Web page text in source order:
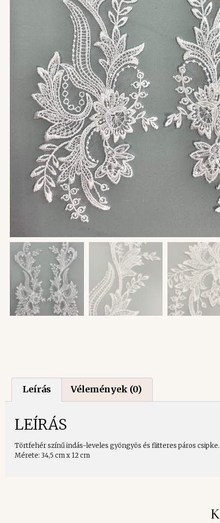
Leírás Vélemények (0)
LEÍRÁS
Törtfehér színű indás-leveles gyöngyös és flitteres páros csipke.
Mérete: 34,5 cm x 12 cm